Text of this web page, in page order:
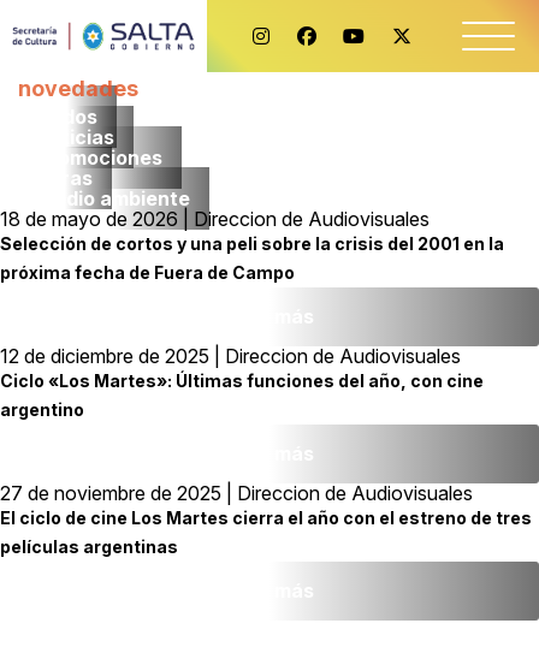
novedades
Todos
noticias
promociones
obras
medio ambiente
18 de mayo de 2026 | Direccion de Audiovisuales
Selección de cortos y una peli sobre la crisis del 2001 en la
próxima fecha de Fuera de Campo
12 de diciembre de 2025 | Direccion de Audiovisuales
Ciclo «Los Martes»: Últimas funciones del año, con cine
argentino
27 de noviembre de 2025 | Direccion de Audiovisuales
El ciclo de cine Los Martes cierra el año con el estreno de tres
películas argentinas